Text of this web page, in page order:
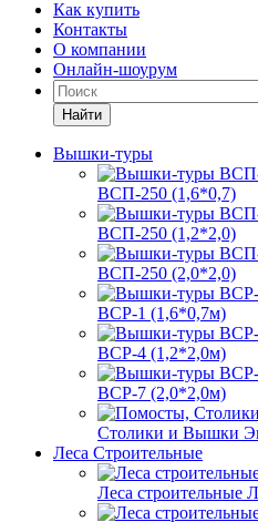
Как купить
Контакты
О компании
Онлайн-шоурум
Найти
Вышки-туры
ВСП-250 (1,6*0,7)
ВСП-250 (1,2*2,0)
ВСП-250 (2,0*2,0)
ВСР-1 (1,6*0,7м)
ВСР-4 (1,2*2,0м)
ВСР-7 (2,0*2,0м)
Столики и Вышки
Леса Строительные
Леса строительные